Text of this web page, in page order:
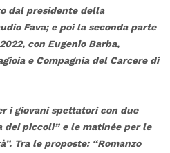
dal presidente della
Fava; e poi la seconda parte
con Eugenio Barba,
e Compagnia del Carcere di
i giovani spettatori con due
dei piccoli” e le matinée per le
Tra le proposte: “Romanzo